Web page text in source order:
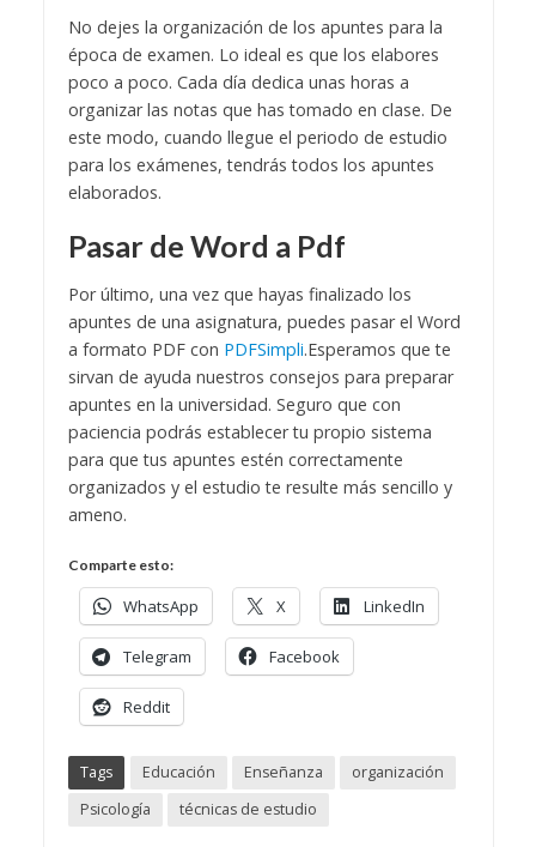
No dejes la organización de los apuntes para la
época de examen. Lo ideal es que los elabores
poco a poco. Cada día dedica unas horas a
organizar las notas que has tomado en clase. De
este modo, cuando llegue el periodo de estudio
para los exámenes, tendrás todos los apuntes
elaborados.
Pasar de Word a Pdf
Por último, una vez que hayas finalizado los
apuntes de una asignatura, puedes pasar el Word
a formato PDF con PDFSimpli.Esperamos que te
sirvan de ayuda nuestros consejos para preparar
apuntes en la universidad. Seguro que con
paciencia podrás establecer tu propio sistema
para que tus apuntes estén correctamente
organizados y el estudio te resulte más sencillo y
ameno.
Comparte esto:
WhatsApp X LinkedIn
Telegram Facebook
Reddit
Tags Educación Enseñanza
organización
Psicología
técnicas de estudio